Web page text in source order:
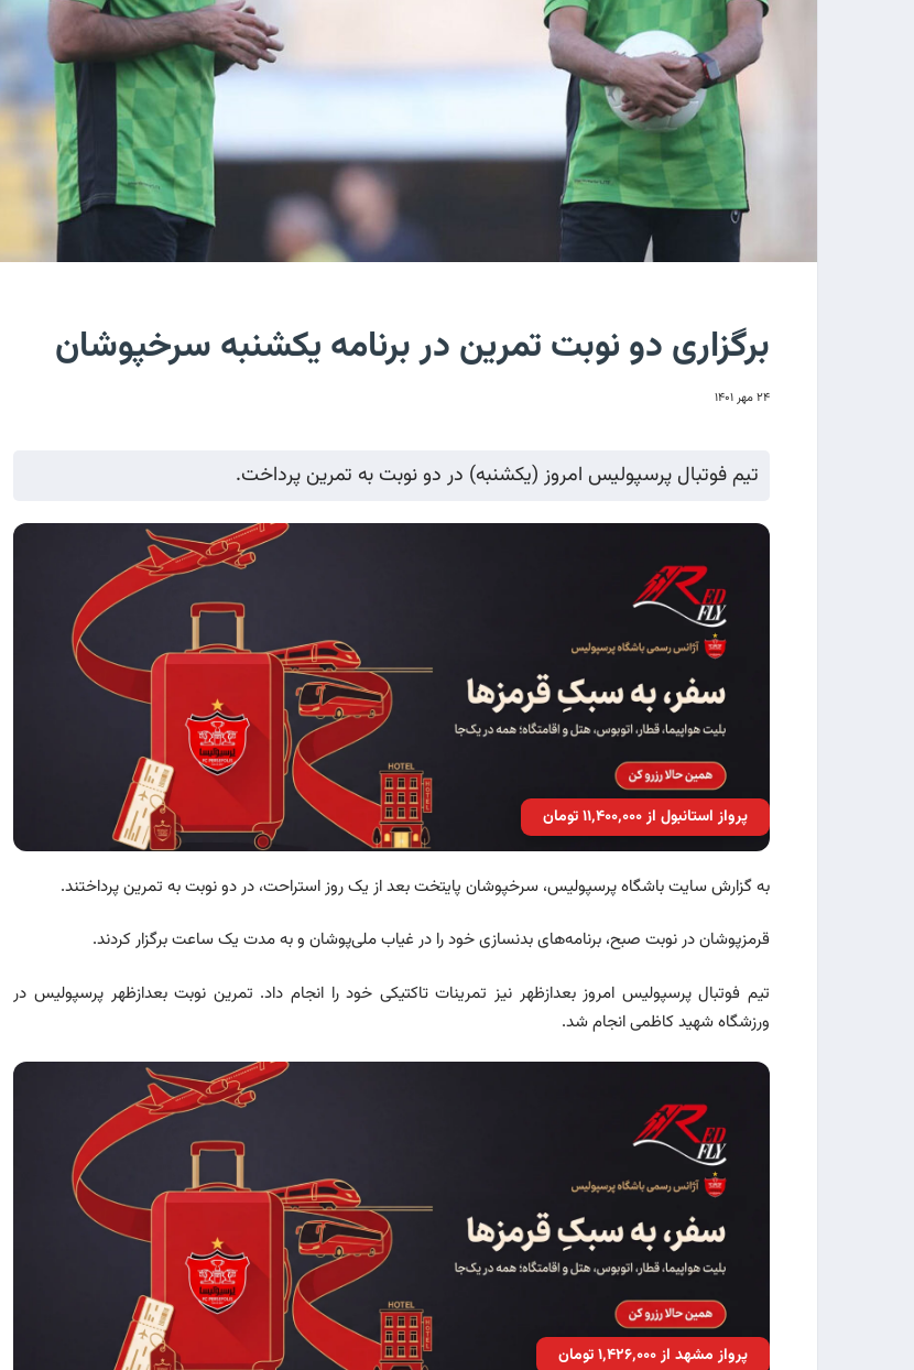
برگزاری دو نوبت تمرین در برنامه یکشنبه سرخپوشان
۲۴ مهر ۱۴۰۱
تیم فوتبال پرسپولیس امروز (یکشنبه) در دو نوبت به تمرین پرداخت.
پرواز استانبول از ۱۱٬۴۰۰٬۰۰۰ تومان
به گزارش سایت باشگاه پرسپولیس، سرخپوشان پایتخت بعد از یک روز استراحت، در دو نوبت به تمرین پرداختند.
قرمزپوشان در نوبت صبح، برنامه‌های بدنسازی خود را در غیاب ملی‌پوشان و به مدت یک ساعت برگزار کردند.
تیم فوتبال پرسپولیس امروز بعدازظهر نیز تمرینات تاکتیکی خود را انجام داد. تمرین نوبت بعدازظهر پر‌سپولیس در
ورزشگاه شهید کاظمی انجام شد.
پرواز مشهد از ۱٬۴۲۶٬۰۰۰ تومان